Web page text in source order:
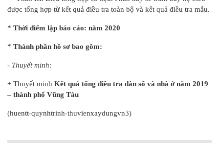
được tổng hợp từ kết quả điều tra toàn bộ và kết quả điều tra mẫu.
* Thời điểm lập báo cáo: năm 2020
* Thành phần hồ sơ bao gồm:
- Thuyết minh:
+ Thuyết minh Kết quả tổng điều tra dân số và nhà ở năm 2019
– thành phố Vũng Tàu
(huentt-quynhtrinh-thuvienxaydungvn3)